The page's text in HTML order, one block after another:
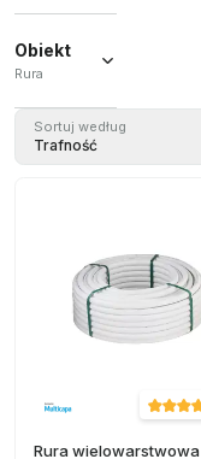
Obiekt
Rura
Sortuj według
Trafność
Rura wielowarstwowa